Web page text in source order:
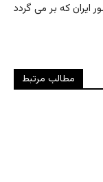
ايران كه بر مى گردد
مطالب مرتبط